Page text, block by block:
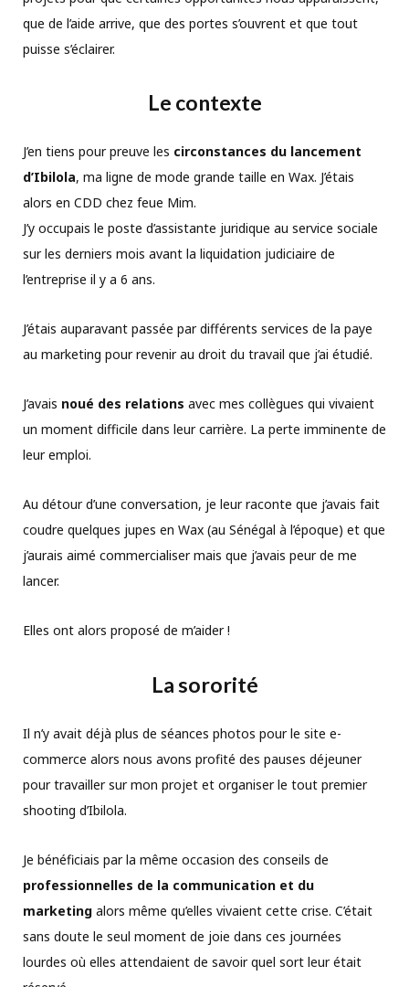
que de l’aide arrive, que des portes s’ouvrent et que tout
puisse s’éclairer.
Le contexte
J’en tiens pour preuve les circonstances du lancement
d’Ibilola, ma ligne de mode grande taille en Wax. J’étais
alors en CDD chez feue Mim.
J’y occupais le poste d’assistante juridique au service sociale
sur les derniers mois avant la liquidation judiciaire de
l’entreprise il y a 6 ans.
J’étais auparavant passée par différents services de la paye
au marketing pour revenir au droit du travail que j’ai étudié.
J’avais noué des relations avec mes collègues qui vivaient
un moment difficile dans leur carrière. La perte imminente de
leur emploi.
Au détour d’une conversation, je leur raconte que j’avais fait
coudre quelques jupes en Wax (au Sénégal à l’époque) et que
j’aurais aimé commercialiser mais que j’avais peur de me
lancer.
Elles ont alors proposé de m’aider !
La sororité
Il n’y avait déjà plus de séances photos pour le site e-
commerce alors nous avons profité des pauses déjeuner
pour travailler sur mon projet et organiser le tout premier
shooting d’Ibilola.
Je bénéficiais par la même occasion des conseils de
professionnelles de la communication et du
marketing alors même qu’elles vivaient cette crise. C’était
sans doute le seul moment de joie dans ces journées
lourdes où elles attendaient de savoir quel sort leur était